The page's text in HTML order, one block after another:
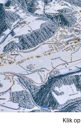
09:00-17:00
09:00-14:00
gesloten
Advies
Klik